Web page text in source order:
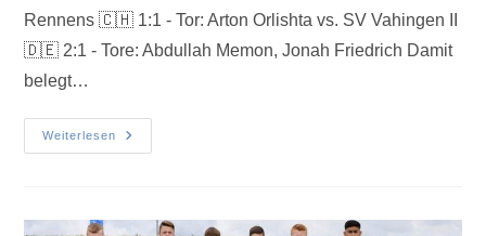
Rennens 🇨🇭 1:1 - Tor: Arton Orlishta vs. SV Vahingen II
🇩🇪 2:1 - Tore: Abdullah Memon, Jonah Friedrich Damit
belegt…
Weiterlesen